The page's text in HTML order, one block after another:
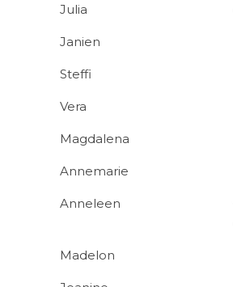
Julia
Janien
Steffi
Vera
Magdalena
Annemarie
Anneleen
Madelon